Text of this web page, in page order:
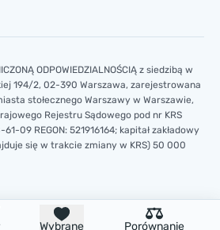
Wybrane Porównanie
ODPOWIEDZIALNOŚCIĄ z siedzibą w
194/2, 02-390 Warszawa, zarejestrowana
stołecznego Warszawy w Warszawie,
Rejestru Sądowego pod nr KRS
09 REGON: 521916164; kapitał zakładowy
się w trakcie zmiany w KRS) 50 000